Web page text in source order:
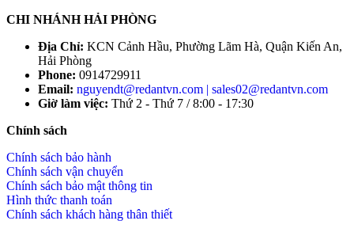
CHI NHÁNH HẢI PHÒNG
Địa Chỉ: KCN Cảnh Hầu, Phường Lãm Hà, Quận Kiến An,
Hải Phòng
Phone: 0914729911
Email: nguyendt@redantvn.com | sales02@redantvn.com
Giờ làm việc: Thứ 2 - Thứ 7 / 8:00 - 17:30
Chính sách
Chính sách bảo hành
Chính sách vận chuyển
Chính sách bảo mật thông tin
Hình thức thanh toán
Chính sách khách hàng thân thiết